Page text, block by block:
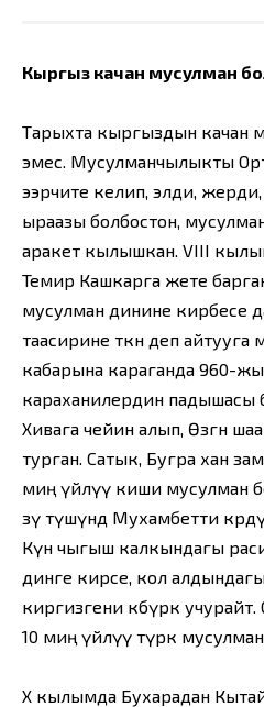
Кыргыз качан мусулман
Тарыхта кыргыздын качан
эмес. Мусулманчылыкты
ээрчите келип, элди,
ыраазы болбостон,
аракет кылышкан. VIII
Темир Кашкарга жете
мусулман динине кирбесе
таасирине өткөн деп
кабарына караганда 960-
караханилердин падышасы
Хивага чейин алып, Өзгөн
турган. Сатык, Бугра хан
миң үйлүү киши мусулман
өзү түшүндө Мухамбетти
Күн чыгыш калкындагы
динге кирсе, кол
киргизгени көбүрөөк
10 миң үйлүү түрк мусулман
X кылымда Бухарадан